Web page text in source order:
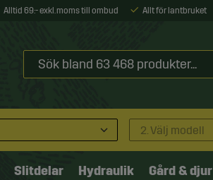
Alltid 69:- exkl. moms till ombud Allt för lantbruket
2. Välj modell
Slitdelar Hydraulik Gård & djur